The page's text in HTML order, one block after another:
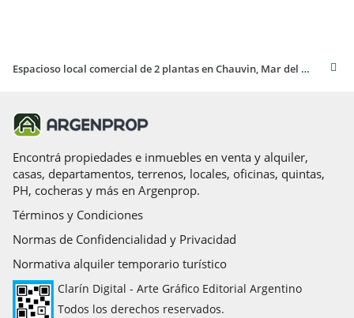
Espacioso local comercial de 2 plantas en Chauvin, Mar del Plata - Alquiler
Encontrá propiedades e inmuebles en venta y alquiler,
casas, departamentos, terrenos, locales, oficinas, quintas,
PH, cocheras y más en Argenprop.
Términos y Condiciones
Normas de Confidencialidad y Privacidad
Normativa alquiler temporario turístico
Clarín Digital - Arte Gráfico Editorial Argentino
Todos los derechos reservados.